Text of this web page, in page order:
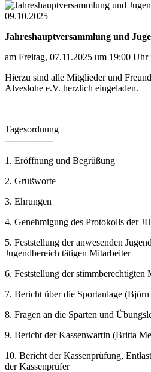
09.10.2025
Jahreshaupt­versammlung und
am Freitag, 07.11.2025 um 19:00
Hierzu sind alle Mitglieder und
Alveslohe e.V. herzlich eingeladen.
Tagesordnung
----------------
1. Eröffnung und Begrüßung
2. Grußworte
3. Ehrungen
4. Genehmigung des Protokolls der
5. Feststellung der anwesenden
Jugendbereich tätigen Mitarbeiter
6. Feststellung der stimmberechtigten
7. Bericht über die Sportanlage
8. Fragen an die Sparten und
9. Bericht der Kassenwartin (Britta
10. Bericht der Kassenprüfung,
der Kassenprüfer